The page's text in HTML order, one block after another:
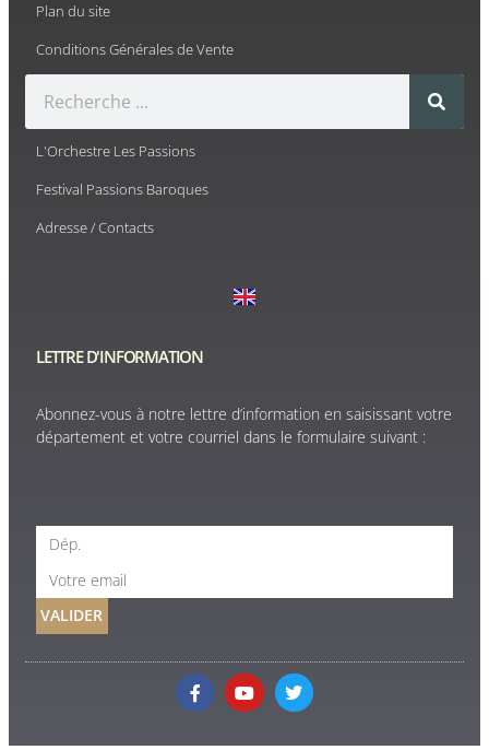
Plan du site
Conditions Générales de Vente
L'Orchestre Les Passions
Festival Passions Baroques
Adresse / Contacts
LETTRE D'INFORMATION
Abonnez-vous à notre lettre d’information en saisissant votre
département et votre courriel dans le formulaire suivant :
VALIDER